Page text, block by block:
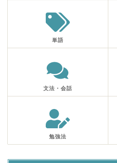
単語
文法・会話
勉強法